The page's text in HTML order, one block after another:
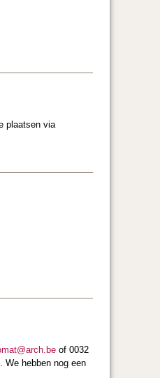
plaatsen via
of 0032
. We hebben nog een